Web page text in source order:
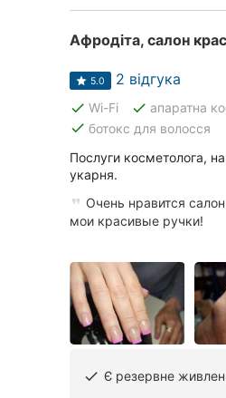
Афродіта, салон
5.0 2 відгука
done Wi-Fi done апаратна
done ботокс для волосся
Послуги косметолога,
укарня.
Очень нравится
мои красивые ручки!
done Є резервне